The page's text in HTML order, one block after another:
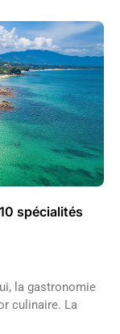
spécialités
la gastronomie
culinaire. La